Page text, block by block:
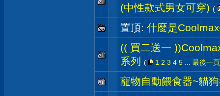
(中性款式男女可穿) (
置頂: 什麼是
(( 買二送一
系列
( 1 2 3 4 5 最後一頁
寵物自動餵食器~貓